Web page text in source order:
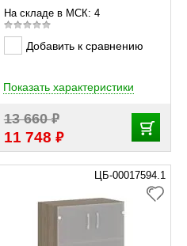
На складе в МСК: 4
Добавить к сравнению
13 660₽
11 748 ₽
Показать характеристики
ЦБ-00017594.1